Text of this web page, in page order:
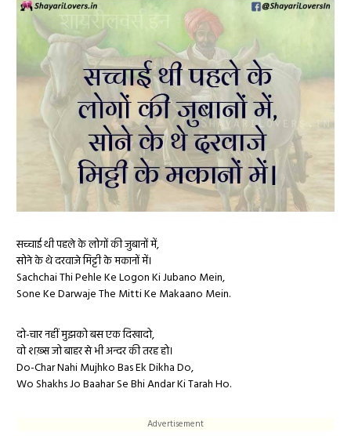
सच्चाई थी पहले के लोगों की जुबानों में,
सोने के थे दरवाजे मिट्टी के मकानों में।
Sachchai Thi Pehle Ke Logon Ki Jubano Mein,
Sone Ke Darwaje The Mitti Ke Makaano Mein.
दो-चार नहीं मुझको बस एक दिखादो,
वो शख़्स जो बाहर से भी अन्दर की तरह हो।
Do-Char Nahi Mujhko Bas Ek Dikha Do,
Wo Shakhs Jo Baahar Se Bhi Andar Ki Tarah Ho.
Advertisement